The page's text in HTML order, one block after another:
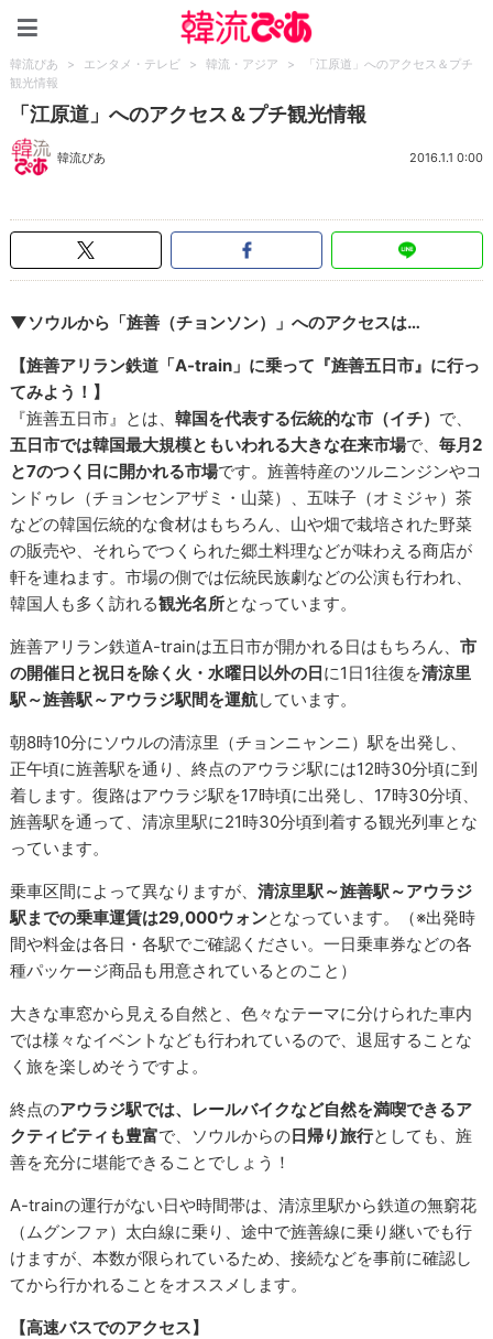
韓流ぴあ > エンタメ・テレビ > 韓流・アジア >
「江原道」へのアクセス＆プチ
観光情報
「江原道」へのアクセス＆プチ観光情報
韓流ぴあ 2016.1.1 0:00
▼ソウルから「旌善（チョンソン）」へのアクセスは…
【旌善アリラン鉄道「A-train」に乗って『旌善五日市』に行っ
てみよう！】
『旌善五日市』とは、韓国を代表する伝統的な市（イチ） で、
五日市では韓国最大規模ともいわれる大きな在来市場で、毎月2
と7のつく日に開かれる市場です。旌善特産のツルニンジンやコ
ンドゥレ（チョンセンアザミ・山菜）、五味子（オミジャ）茶
などの韓国伝統的な食材はもちろん、山や畑で栽培された野菜
の販売や、それらでつくられた郷土料理などが味わえる商店が
軒を連ねます。市場の側では伝統民族劇などの公演も行われ、
韓国人も多く訪れる観光名所となっています。
旌善アリラン鉄道A-trainは五日市が開かれる日はもちろん、市
の開催日と祝日を除く火・水曜日以外の日に1日1往復を清涼里
駅～旌善駅～アウラジ駅間を運航しています。
朝8時10分にソウルの清涼里（チョンニャンニ）駅を出発し、
正午頃に旌善駅を通り、終点のアウラジ駅には12時30分頃に到
着します。復路はアウラジ駅を17時頃に出発し、17時30分頃、
旌善駅を通って、清凉里駅に21時30分頃到着する観光列車とな
っています。
乗車区間によって異なりますが、清涼里駅～旌善駅～アウラジ
駅までの乗車運賃は29,000ウォンとなっています。（※出発時
間や料金は各日・各駅でご確認ください。一日乗車券などの各
種パッケージ商品も用意されているとのこと）
大きな車窓から見える自然と、色々なテーマに分けられた車内
では様々なイベントなども行われているので、退屈することな
く旅を楽しめそうですよ。
終点のアウラジ駅では、レールバイクなど自然を満喫できるア
クティビティも豊富で、ソウルからの日帰り旅行としても、旌
善を充分に堪能できることでしょう！
A-trainの運行がない日や時間帯は、清涼里駅から鉄道の無窮花
（ムグンファ）太白線に乗り、途中で旌善線に乗り継いでも行
けますが、本数が限られているため、接続などを事前に確認し
てから行かれることをオススメします。
【高速バスでのアクセス】